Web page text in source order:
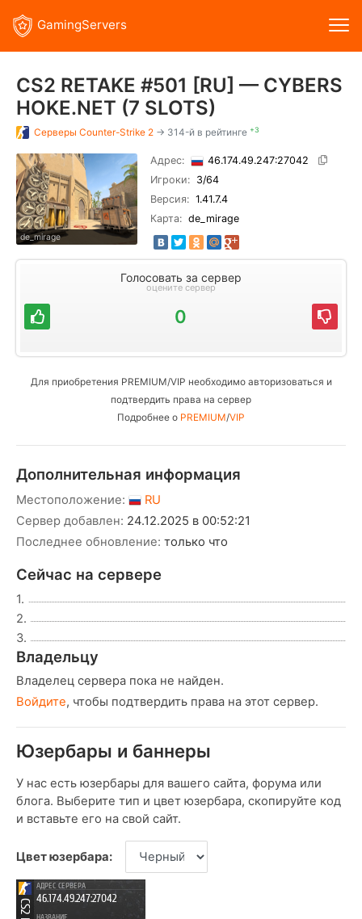
GamingServers
CS2 RETAKE #501 [RU] — CYBERS
HOKE.NET (7 SLOTS)
Серверы Counter-Strike 2 → 314-й в рейтинге +3
de_mirage
Адрес:
46.174.49.247:27042
Игроки: 3/64
Версия: 1.41.7.4
Карта: de_mirage
Голосовать за сервер
оцените сервер
0
Для приобретения PREMIUM/VIP необходимо авторизоваться и
подтвердить права на сервер
Подробнее о PREMIUM/VIP
Дополнительная информация
Местоположение:
RU
Сервер добавлен: 24.12.2025 в 00:52:21
Последнее обновление: только что
Сейчас на сервере
1.
2.
3.
Владельцу
Владелец сервера пока не найден.
Войдите, чтобы подтвердить права на этот сервер.
Юзербары и баннеры
У нас есть юзербары для вашего сайта, форума или
блога. Выберите тип и цвет юзербара, скопируйте код
и вставьте его на свой сайт.
Цвет юзербара: